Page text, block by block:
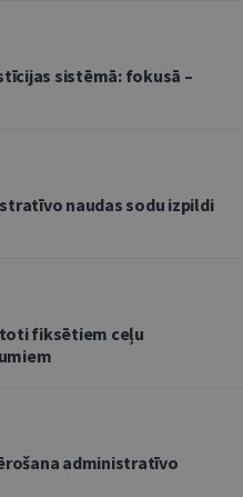
sistēmā: fokusā –
naudas sodu izpildi
fiksētiem ceļu
administratīvo